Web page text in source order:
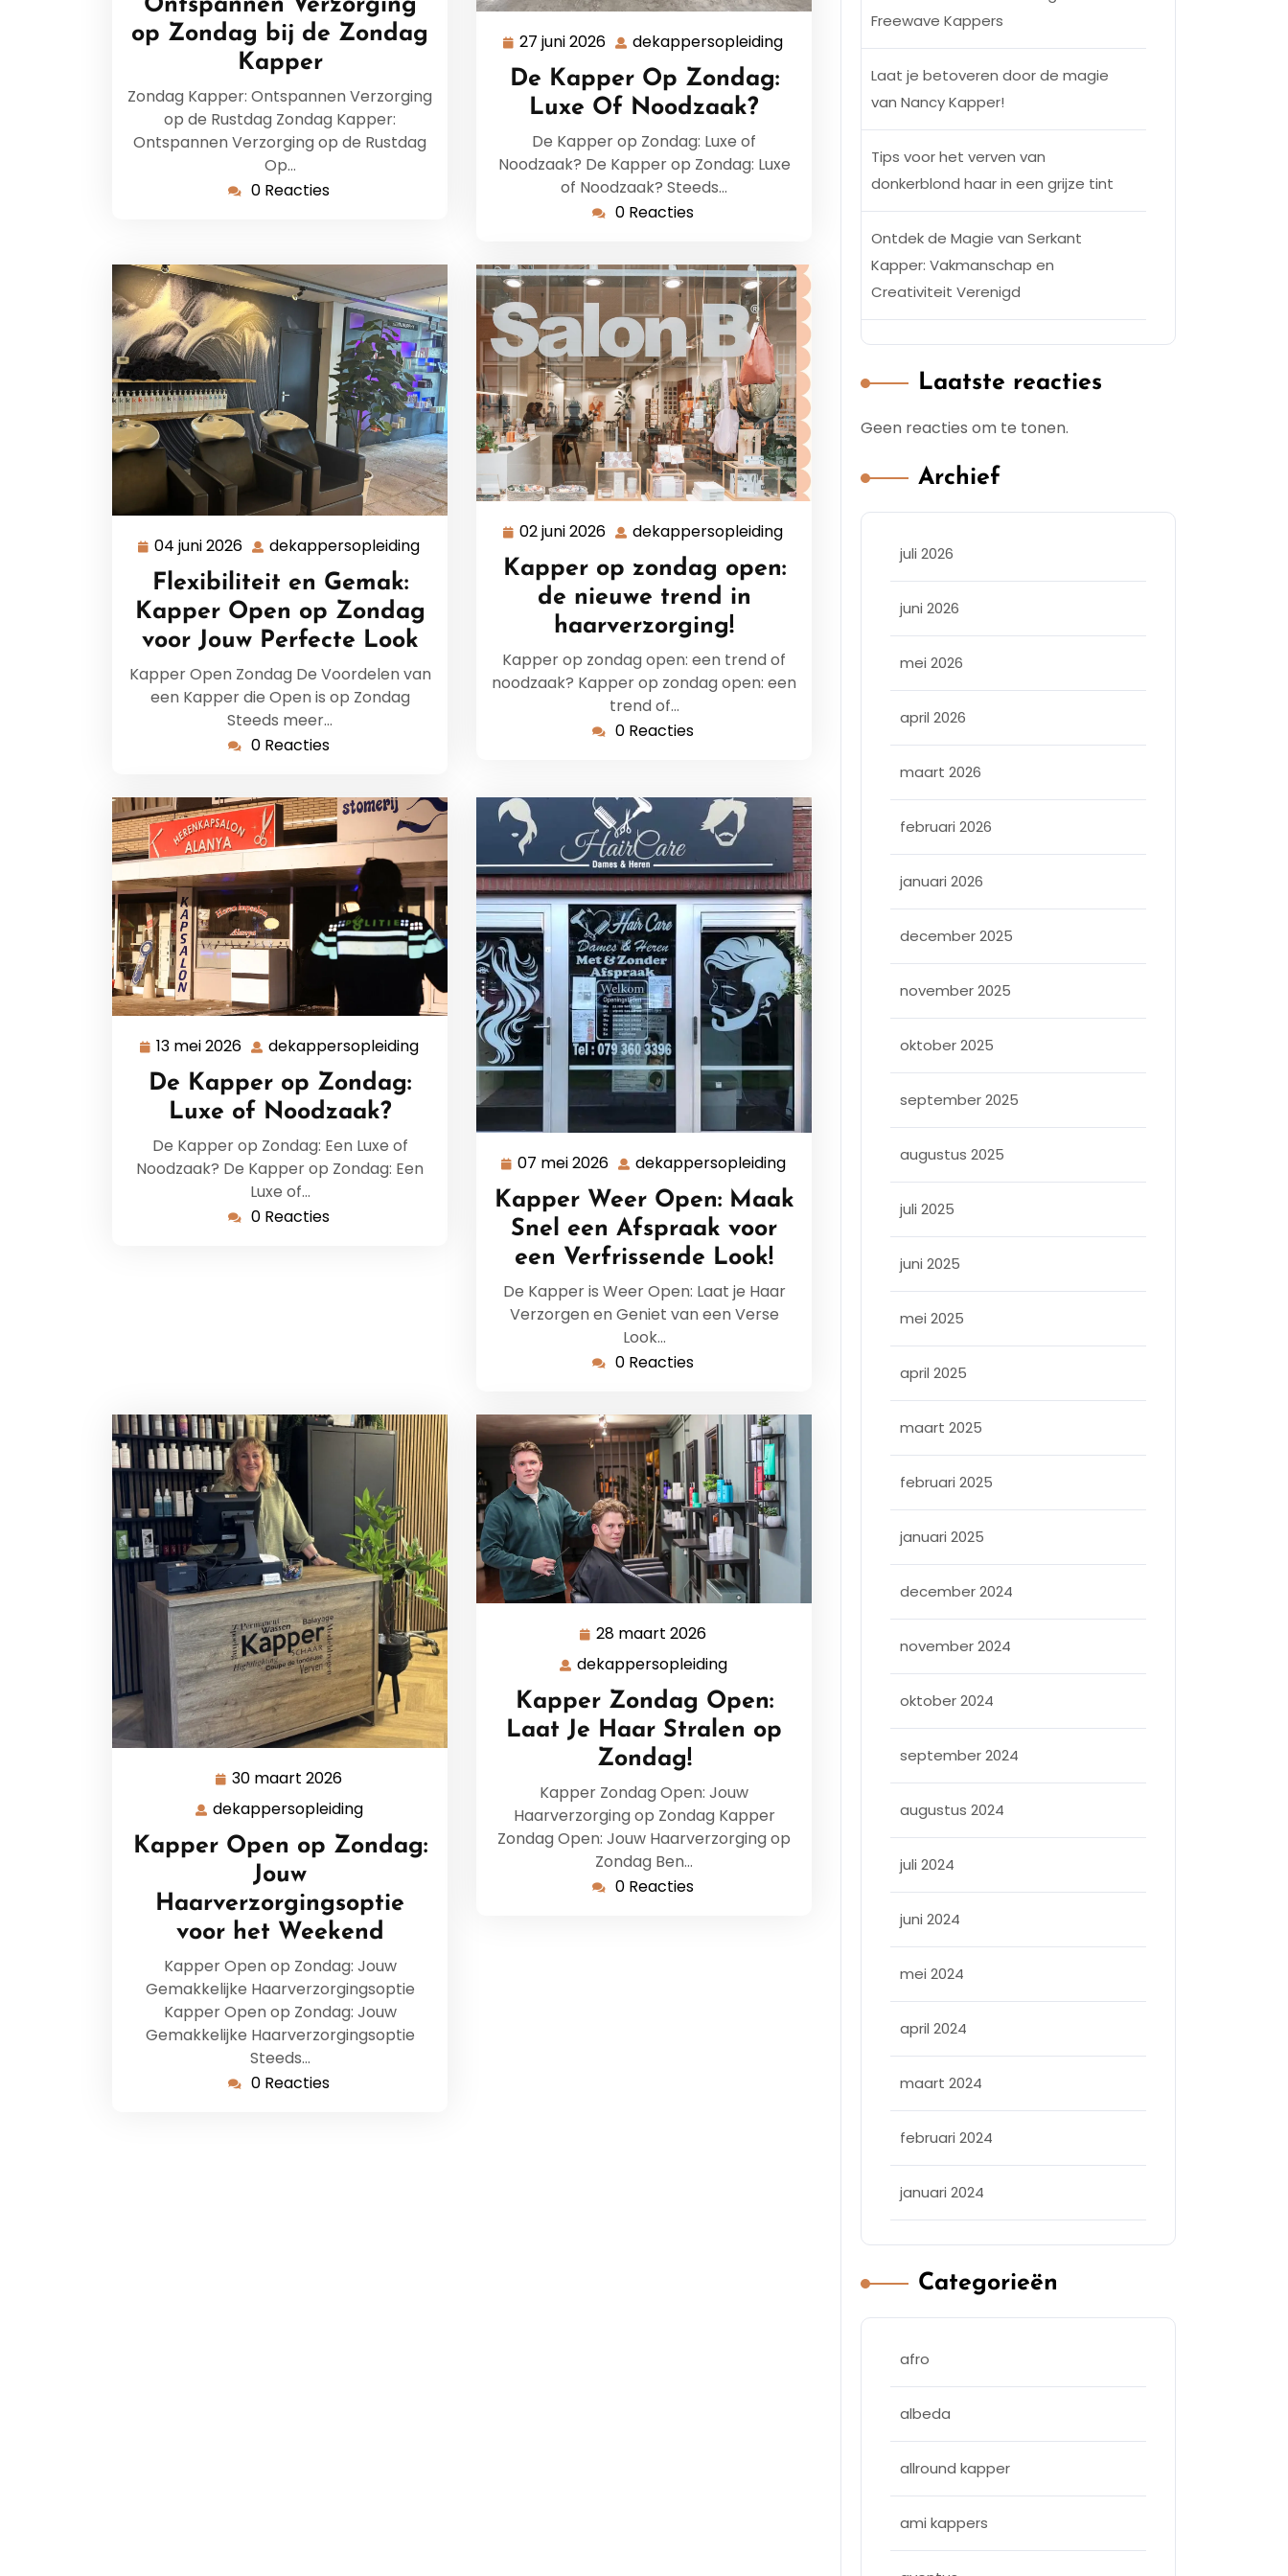
2026
Ontspannen Verzorging
op Zondag bij de Zondag
Kapper
Zondag Kapper: Ontspannen Verzorging
op de Rustdag Zondag Kapper:
Ontspannen Verzorging op de Rustdag
Op…
0 Reacties
27 juni 2026 27
2026
dekappersopleiding dekappersopleiding
De Kapper Op Zondag:
Luxe Of Noodzaak?
De Kapper op Zondag: Luxe of
Noodzaak? De Kapper op Zondag: Luxe
of Noodzaak? Steeds…
0 Reacties
04 juni 2026 04
juni
2026
dekappersopleiding dekappersopleiding
Flexibiliteit en Gemak:
Kapper Open op Zondag
voor Jouw Perfecte Look
Kapper Open Zondag De Voordelen van
een Kapper die Open is op Zondag
Steeds meer…
0 Reacties
02 juni 2026 02
2026
dekappersopleiding
Kapper op zondag open:
de nieuwe trend in
haarverzorging!
Kapper op zondag open: een trend of
noodzaak? Kapper op zondag open: een
trend of…
0 Reacties
13 mei 2026 13
2026
dekappersopleiding dekappersopleiding
De Kapper op Zondag:
Luxe of Noodzaak?
De Kapper op Zondag: Een Luxe of
Noodzaak? De Kapper op Zondag: Een
Luxe of…
0 Reacties
07 mei 2026 07
mei
2026
dekappersopleiding dekappersopleiding
Kapper Weer Open: Maak
Snel een Afspraak voor
een Verfrissende Look!
De Kapper is Weer Open: Laat je Haar
Verzorgen en Geniet van een Verse
Look…
0 Reacties
30 maart 2026
maart
2026
dekappersopleiding
Kapper Open op Zondag:
Jouw
Haarverzorgingsoptie
voor het Weekend
Kapper Open op Zondag: Jouw
Gemakkelijke Haarverzorgingsoptie
Kapper Open op Zondag: Jouw
Gemakkelijke Haarverzorgingsoptie
Steeds…
0 Reacties
28 maart 2026
maart
2026
dekappersopleiding
Kapper Zondag Open:
Laat Je Haar Stralen op
Zondag!
Kapper Zondag Open: Jouw
Haarverzorging op Zondag Kapper
Zondag Open: Jouw Haarverzorging op
Zondag Ben…
0 Reacties
Freewave Kappers
Laat je betoveren door de magie
van Nancy Kapper!
Tips voor het verven van
donkerblond haar in een grijze tint
Ontdek de Magie van Serkant
Kapper: Vakmanschap en
Creativiteit Verenigd
Laatste reacties
Geen reacties om te tonen.
Archief
juli 2026
juni 2026
mei 2026
april 2026
maart 2026
februari 2026
januari 2026
december 2025
november 2025
oktober 2025
september 2025
augustus 2025
juli 2025
juni 2025
mei 2025
april 2025
maart 2025
februari 2025
januari 2025
december 2024
november 2024
oktober 2024
september 2024
augustus 2024
juli 2024
juni 2024
mei 2024
april 2024
maart 2024
februari 2024
januari 2024
Categorieën
afro
albeda
allround kapper
ami kappers